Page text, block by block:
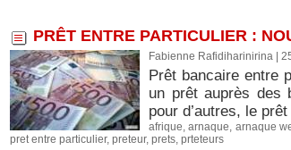
PRÊT ENTRE PARTICULIER :
Fabienne Rafidiharinirina |
Prêt bancaire entre
un prêt auprès des
pour d’autres, le
afrique,arnaque, arnaque
pret entre particulier, preteur, prets, prteteurs